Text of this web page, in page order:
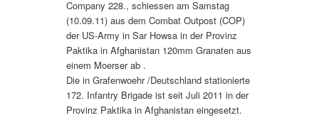
Company 228., schiessen am Samstag
(10.09.11) aus dem Combat Outpost (COP)
der US-Army in Sar Howsa in der Provinz
Paktika in Afghanistan 120mm Granaten aus
einem Moerser ab .
Die in Grafenwoehr /Deutschland stationierte
172. Infantry Brigade ist seit Juli 2011 in der
Provinz Paktika in Afghanistan eingesetzt.